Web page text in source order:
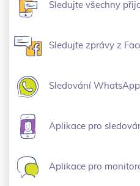
Sledujte všechny
Sledujte zprávy z
Sledování
Aplikace pro
Aplikace pro